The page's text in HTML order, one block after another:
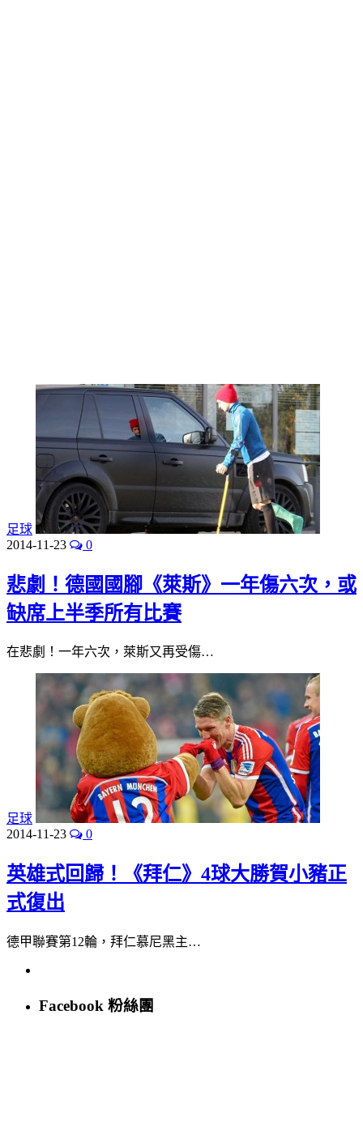
足球
2014-11-23
0
悲劇！德國國腳《萊斯》一年傷六次，或
缺席上半季所有比賽
在悲劇！一年六次，萊斯又再受傷…
足球
2014-11-23
0
英雄式回歸！《拜仁》4球大勝賀小豬正
式復出
德甲聯賽第12輪，拜仁慕尼黑主…
Facebook 粉絲團